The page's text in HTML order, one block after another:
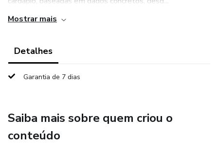
Mostrar mais
Detalhes
Garantia de 7 dias
Saiba mais sobre quem criou o
conteúdo